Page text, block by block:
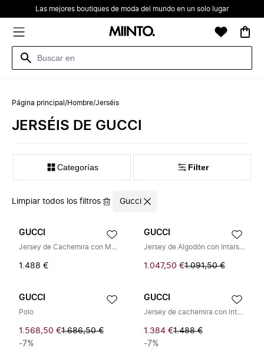
Las mejores boutiques de moda del mundo en un solo lugar
Página principal /Hombre/Jerséis
JERSÉIS DE GUCCI
Categorías Filter
Limpiar todos los filtros Gucci
GUCCI
Jersey de Cachemira con Motivo Web
1.488 €
GUCCI
Jersey de Algodón con Intarsia Web
1.047,50 €1.091,50 €
GUCCI
Polo
1.568,50 €1.686,50 €
-7%
GUCCI
Jersey de cachemira con intarsia Web
1.384 €1.488 €
-7%